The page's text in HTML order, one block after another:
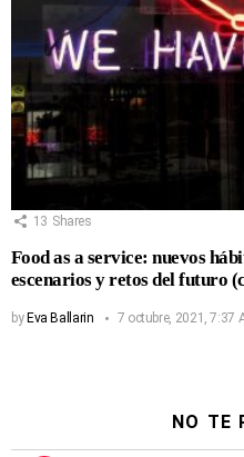
13 Shares
Food as a service: nuevos
escenarios y retos del futuro
byEva Ballarin 7 octubre, 2021, 7:37
NO TE